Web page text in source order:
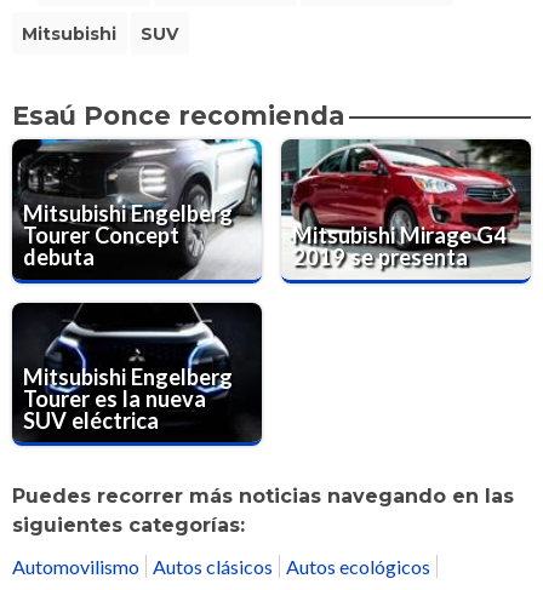
Mitsubishi SUV
Esaú Ponce recomienda
Mitsubishi Engelberg
Tourer Concept
debuta
Mitsubishi Mirage G4
2019 se presenta
Mitsubishi Engelberg
Tourer es la nueva
SUV eléctrica
Puedes recorrer más noticias navegando en las
siguientes categorías:
Automovilismo
Autos clásicos Autos ecológicos